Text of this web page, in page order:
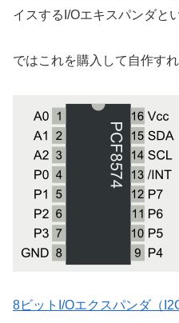
イスするI/Oエキスパンダと
ではこれを購入して自作す
8ビットI/Oエクスパンダ（